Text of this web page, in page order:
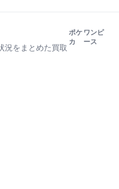
況をまとめた買取
ポケ
カ
ワンピ
ース